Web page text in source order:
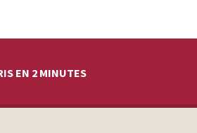
EN 2 MINUTES